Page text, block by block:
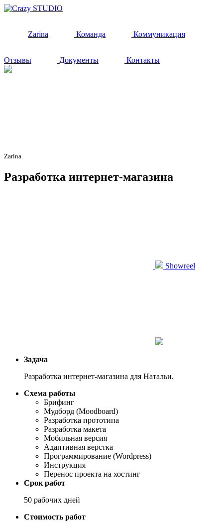
Zarina Команда Коммуникация
Отзывы Документы Контакты
Zarina
Разработка интернет-магазина
Showreel
Задача
Разработка интернет-магазина для Натальи.
Схема работы
Брифинг
Мудборд (Moodboard)
Разработка прототипа
Разработка макета
Мобильная версия
Адаптивная верстка
Программирование (Wordpress)
Инструкция
Перенос проекта на хостинг
Срок работ
50 рабочих дней
Стоимость работ